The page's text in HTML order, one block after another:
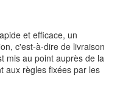
et efficace, un
c'est-à-dire de livraison
mis au point auprès de la
aux règles fixées par les